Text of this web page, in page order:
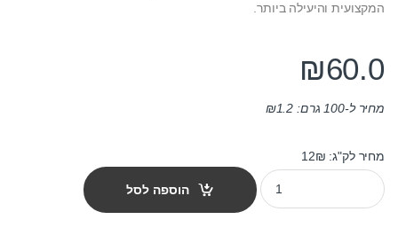
המקצועית והיעילה ביותר.
₪60.0
מחיר ל-100 גרם: ₪1.2
מחיר לק"ג: 12₪
חלוקי נחל לאקווריום - צבע נטורל 5 ק"ג quantity
הוספה לסל